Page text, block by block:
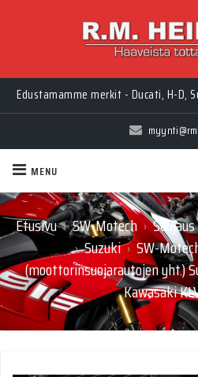
Edustamamme merkit - Ducati, H-D,
MENU
Etusivu › SW-Motech ›
› Suzuki › SW-
(moottorinsuojarautojen yht.)
Kawasaki